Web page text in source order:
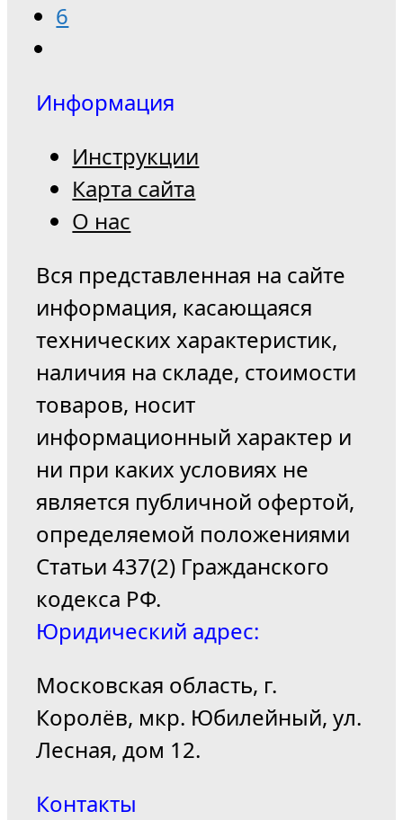
6
Информация
Инструкции
Карта сайта
О нас
Вся представленная на сайте
информация, касающаяся
технических характеристик,
наличия на складе, стоимости
товаров, носит
информационный характер и
ни при каких условиях не
является публичной офертой,
определяемой положениями
Статьи 437(2) Гражданского
кодекса РФ.
Юридический адрес:
Московская область, г.
Королёв, мкр. Юбилейный, ул.
Лесная, дом 12.
Контакты